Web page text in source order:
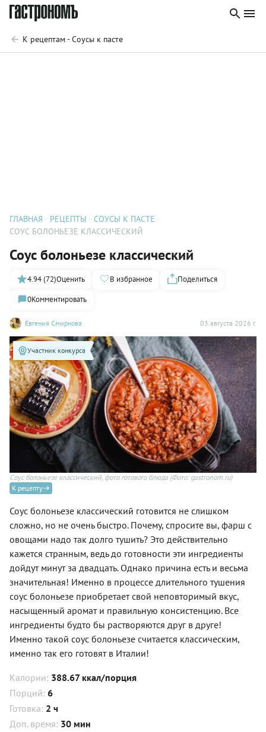
К рецептам - Соусы к пасте
ГЛАВНАЯ РЕЦЕПТЫ
СОУСЫ К ПАСТЕ
СОУС БОЛОНЬЕЗЕ КЛАССИЧЕСКИЙ
Соус болоньезе классический
Евгения Смирнова 03 августа 2026 г.
4.94 (72)Оценить В избранное
Поделиться
0Комментировать
Участник конкурса
Соус болоньезе классический, фото готового блюда (Фото: gastronom.ru)
К рецепту
Соус болоньезе классический готовится не слишком
сложно, но не очень быстро. Почему, спросите вы, фарш с
овощами надо так долго тушить? Это действительно
кажется странным, ведь до готовности эти ингредиенты
дойдут минут за двадцать. Однако причина есть и весьма
значительная! Именно в процессе длительного тушения
соус болоньезе приобретает свой неповторимый вкус,
насыщенный аромат и правильную консистенцию. Все
ингредиенты будто бы растворяются друг в друге!
Именно такой соус болоньезе считается классическим,
именно так его готовят в Италии!
Калории: 388.67 ккал/порция
Порций: 6
Готовка: 2 ч
Доп. время: 30 мин